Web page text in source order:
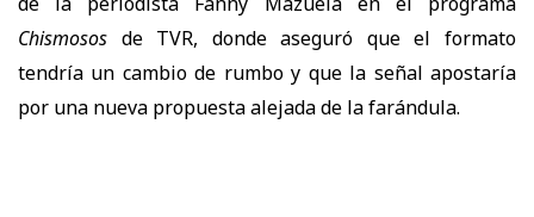
Chismosos de TVR, donde aseguró que el formato
tendría un cambio de rumbo y que la señal apostaría
por una nueva propuesta alejada de la farándula.